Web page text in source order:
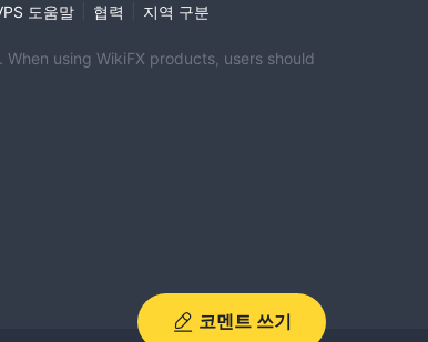
코멘트 쓰기
도움말 협력 지역 구분
using WikiFX products, users should